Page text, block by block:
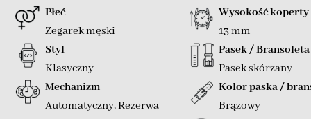
Płeć
Zegarek męski
Styl
Klasyczny
Mechanizm
Automatyczny,Rezerwa
Wysokość koperty
13 mm
Pasek / Bransoleta
Pasek skórzany
Kolor paska /
Brązowy